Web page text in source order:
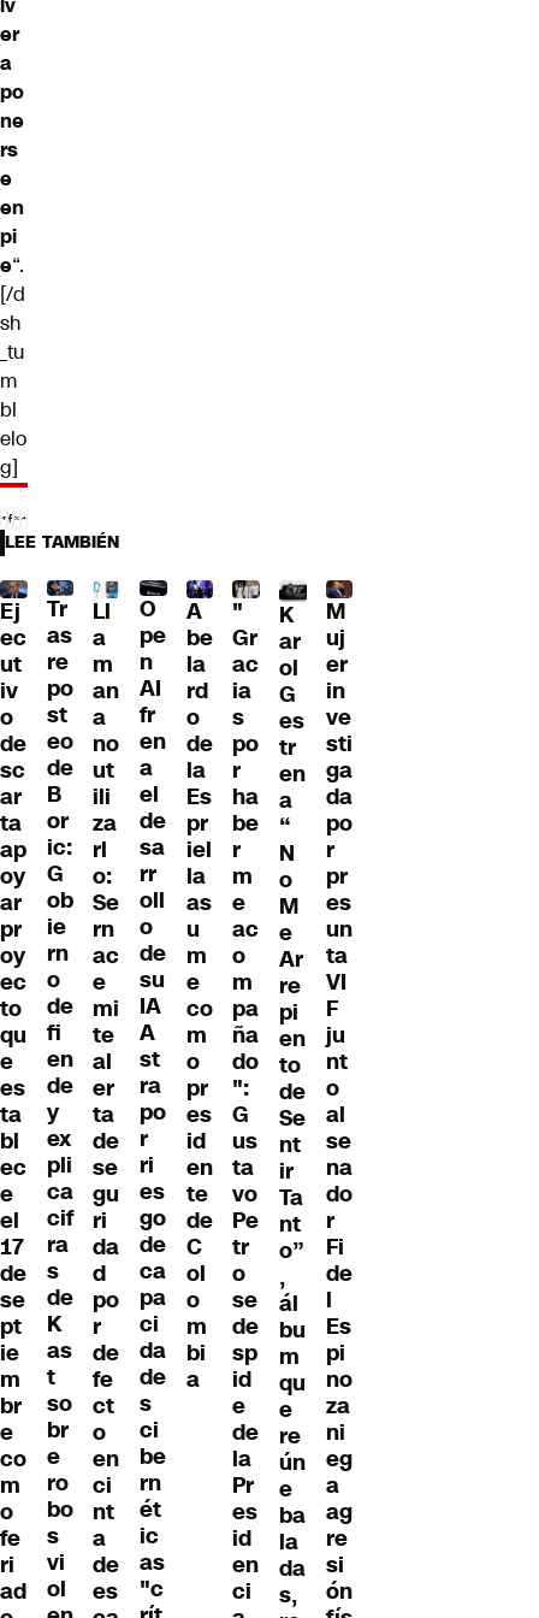
er
a
po
ne
rs
e
en
pi
e“.
[/d
sh
_tu
m
bl
elo
g]
LEE TAMBIÉN
Ej
ec
ut
iv
o
de
sc
ar
ta
ap
oy
ar
pr
oy
ec
to
qu
e
es
ta
bl
ec
e
el
17
de
se
pt
ie
m
br
e
co
m
o
fe
ri
ad
Tr
as
re
po
st
eo
de
B
or
ic:
G
ob
ie
rn
o
de
fi
en
de
y
ex
pli
ca
cif
ra
s
de
K
as
t
so
br
e
ro
bo
s
vi
ol
Ll
a
m
an
a
no
ut
ili
za
rl
o:
Se
rn
ac
e
mi
te
al
er
ta
de
se
gu
ri
da
d
po
r
de
fe
ct
o
en
ci
nt
a
de
es
O
pe
n
AI
fr
en
a
el
de
sa
rr
oll
o
de
su
IA
A
st
ra
po
r
ri
es
go
de
ca
pa
ci
da
de
s
ci
be
rn
ét
ic
as
"c
A
be
la
rd
o
de
la
Es
pr
iel
la
as
u
m
e
co
m
o
pr
es
id
en
te
de
C
ol
o
m
bi
a
"
Gr
ac
ia
s
po
r
ha
be
r
m
e
ac
o
m
pa
ña
do
":
G
us
ta
vo
Pe
tr
o
se
de
sp
id
e
de
la
Pr
es
id
en
ci
K
ar
ol
G
es
tr
en
a
“
N
o
M
e
Ar
re
pi
en
to
de
Se
nt
ir
Ta
nt
o”
,
ál
bu
m
qu
e
re
ún
e
ba
la
da
s,
M
uj
er
in
ve
sti
ga
da
po
r
pr
es
un
ta
VI
F
ju
nt
o
al
se
na
do
r
Fi
de
l
Es
pi
no
za
ni
eg
a
ag
re
si
ón